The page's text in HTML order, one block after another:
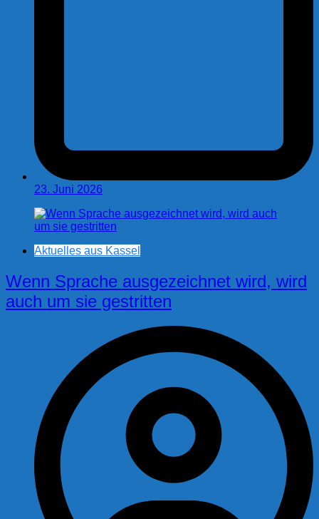
23. Juni 2026
Aktuelles aus Kassel
Wenn Sprache ausgezeichnet wird, wird
auch um sie gestritten